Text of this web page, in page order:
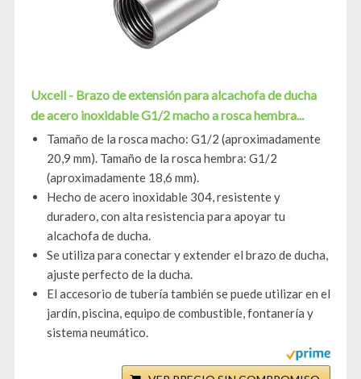
Uxcell - Brazo de extensión para alcachofa de ducha
de acero inoxidable G1/2 macho a rosca hembra...
Tamaño de la rosca macho: G1/2 (aproximadamente
20,9 mm). Tamaño de la rosca hembra: G1/2
(aproximadamente 18,6 mm).
Hecho de acero inoxidable 304, resistente y
duradero, con alta resistencia para apoyar tu
alcachofa de ducha.
Se utiliza para conectar y extender el brazo de ducha,
ajuste perfecto de la ducha.
El accesorio de tubería también se puede utilizar en el
jardín, piscina, equipo de combustible, fontanería y
sistema neumático.